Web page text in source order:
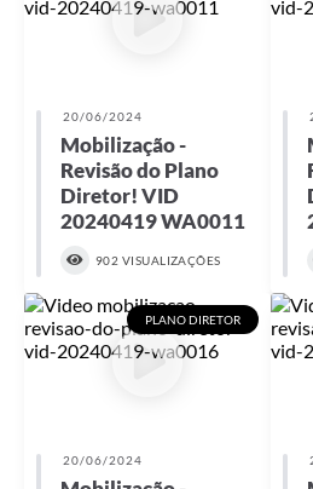
20/06/2024
Mobilização -
Revisão do Plano
Diretor! VID
20240419 WA0011
902 VISUALIZAÇÕES
PLANO DIRETOR
20/06/2024